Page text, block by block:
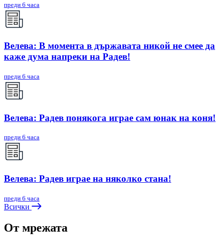
преди 6 часа
Велева: В момента в държавата никой не смее да
каже дума напреки на Радев!
преди 6 часа
Велева: Радев понякога играе сам юнак на коня!
преди 6 часа
Велева: Радев играе на няколко стана!
преди 6 часа
Всички
От мрежата